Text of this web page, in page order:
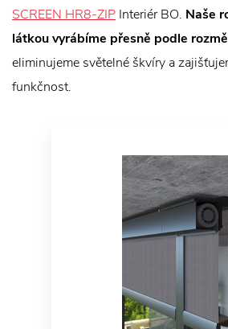
SCREEN HR8-ZIP Interiér BO. Naše
látkou vyrábíme přesně podle
eliminujeme světelné škvíry a
funkčnost.